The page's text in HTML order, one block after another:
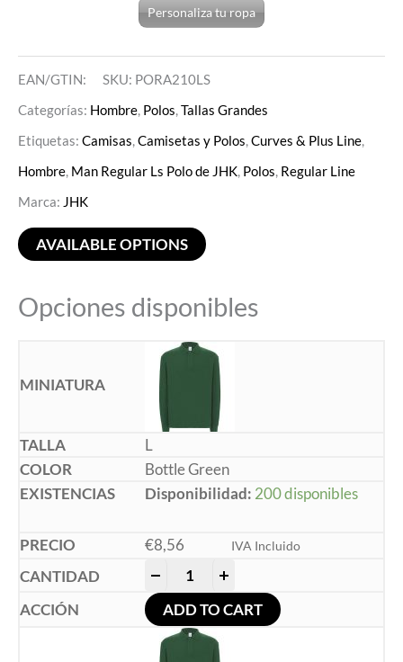
Personaliza tu ropa
EAN/GTIN: SKU: PORA210LS
Categorías: Hombre, Polos,Tallas Grandes
Etiquetas: Camisas,Camisetas y Polos,Curves & Plus Line,
Hombre, Man Regular Ls Polo de JHK, Polos, Regular Line
Marca: JHK
AVAILABLE OPTIONS
Opciones disponibles
L
Bottle Green
Disponibilidad: 200 disponibles
€8,56 IVA Incluido
ADD TO CART